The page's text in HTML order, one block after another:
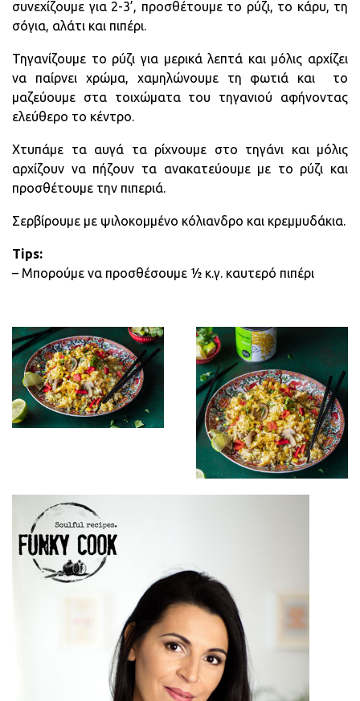
συνεχίζουμε για 2-3’, προσθέτουμε το ρύζι, το κάρυ, τη
σόγια, αλάτι και πιπέρι.
Τηγανίζουμε το ρύζι για μερικά λεπτά και μόλις αρχίζει
να παίρνει χρώμα, χαμηλώνουμε τη φωτιά και το
μαζεύουμε στα τοιχώματα του τηγανιού αφήνοντας
ελεύθερο το κέντρο.
Χτυπάμε τα αυγά τα ρίχνουμε στο τηγάνι και μόλις
αρχίζουν να πήζουν τα ανακατεύουμε με το ρύζι και
προσθέτουμε την πιπεριά.
Σερβίρουμε με ψιλοκομμένο κόλιανδρο και κρεμμυδάκια.
Tips:
– Μπορούμε να προσθέσουμε ½ κ.γ. καυτερό πιπέρι